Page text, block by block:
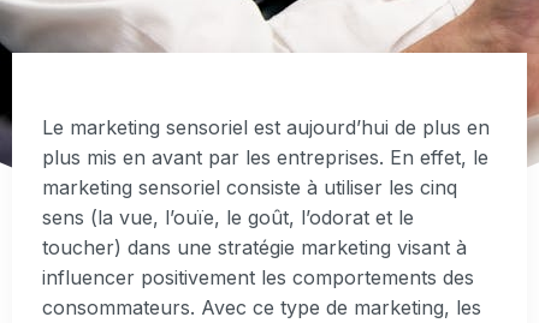
Le marketing sensoriel est aujourd’hui de plus en
plus mis en avant par les entreprises. En effet, le
marketing sensoriel consiste à utiliser les cinq
sens (la vue, l’ouïe, le goût, l’odorat et le
toucher) dans une stratégie marketing visant à
influencer positivement les comportements des
consommateurs. Avec ce type de marketing, les